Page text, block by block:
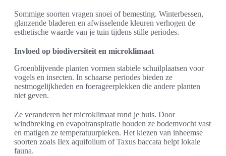
Sommige soorten vragen snoei of bemesting. Winterbessen,
glanzende bladeren en afwisselende kleuren verhogen de
esthetische waarde van je tuin tijdens stille periodes.
Invloed op biodiversiteit en microklimaat
Groenblijvende planten vormen stabiele schuilplaatsen voor
vogels en insecten. In schaarse periodes bieden ze
nestmogelijkheden en foerageerplekken die andere planten
niet geven.
Ze veranderen het microklimaat rond je huis. Door
windbreking en evapotranspiratie houden ze bodemvocht vast
en matigen ze temperatuurpieken. Het kiezen van inheemse
soorten zoals Ilex aquifolium of Taxus baccata helpt lokale
fauna.